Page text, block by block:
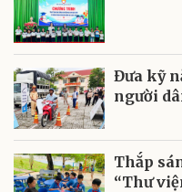
Đưa kỹ
người
Thắp
“Thư